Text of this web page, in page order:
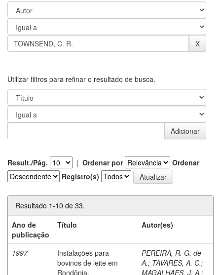
Utilizar filtros para refinar o resultado de busca.
Result./Pág. | Ordenar por
Ordenar
Registro(s)
Resultado 1-10 de 33.
Ano de
publicação
Título Autor(es)
1997
Instalações para
bovinos de leite em
Rondônia.
PEREIRA, R. G. de
A.; TAVARES, A. C.;
MAGALHAES, J. A.;